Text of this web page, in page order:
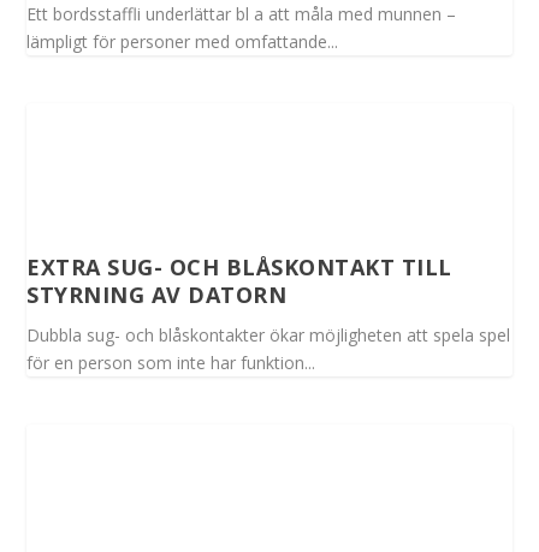
Ett bordsstaffli underlättar bl a att måla med munnen –
lämpligt för personer med omfattande...
EXTRA SUG- OCH BLÅSKONTAKT TILL
STYRNING AV DATORN
Dubbla sug- och blåskontakter ökar möjligheten att spela spel
för en person som inte har funktion...